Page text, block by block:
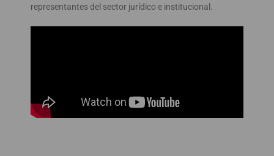
representantes del sector jurídico e institucional.